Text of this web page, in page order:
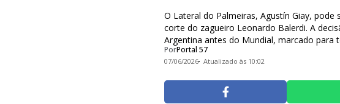
O Lateral do Palmeiras, Agustín Giay,
corte do zagueiro Leonardo Balerdi. A
Argentina antes do Mundial, marcado para
PorPortal 57
07/06/2026 Atualizado às 10:02